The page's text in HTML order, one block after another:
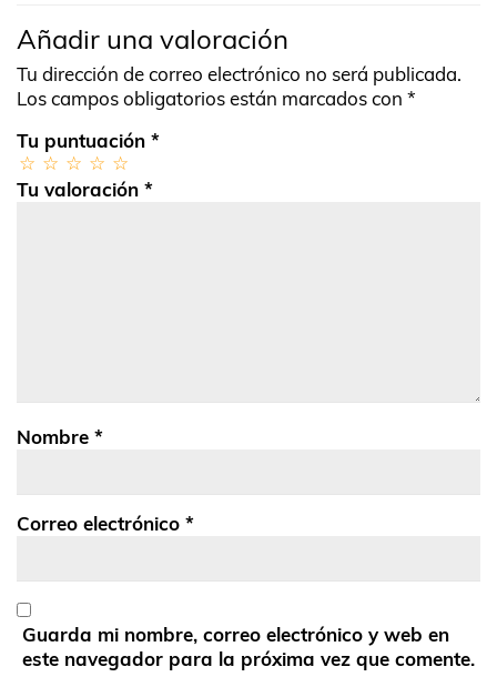
Añadir una valoración
Tu dirección de correo electrónico no será publicada.
Los campos obligatorios están marcados con *
Tu puntuación *
Tu valoración *
Nombre *
Correo electrónico *
Guarda mi nombre, correo electrónico y web en
este navegador para la próxima vez que comente.